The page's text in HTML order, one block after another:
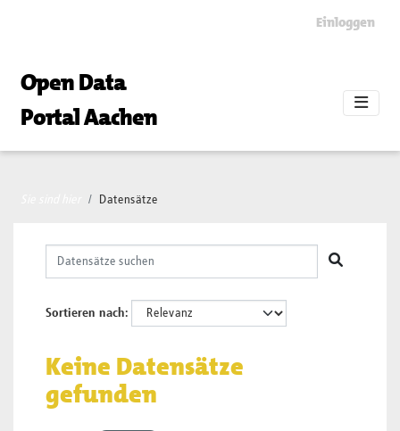
Einloggen
Open Data
Portal Aachen
Datensätze
Sortieren nach
Keine Datensätze
gefunden